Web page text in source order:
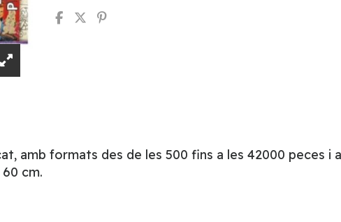
amb formats des de les 500 fins a les 42000 peces i
cm.